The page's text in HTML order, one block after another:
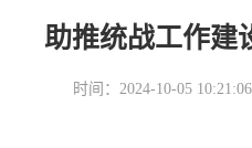
助推统战工作建
时间：2024-10-05